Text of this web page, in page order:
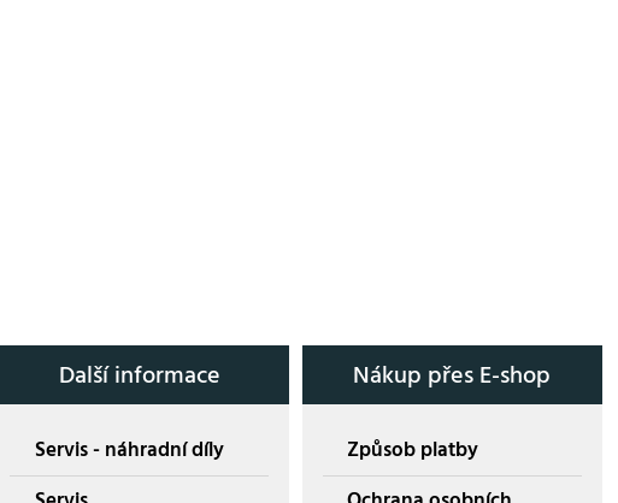
Další informace
Servis - náhradní díly
Nákup přes E-shop
Způsob platby